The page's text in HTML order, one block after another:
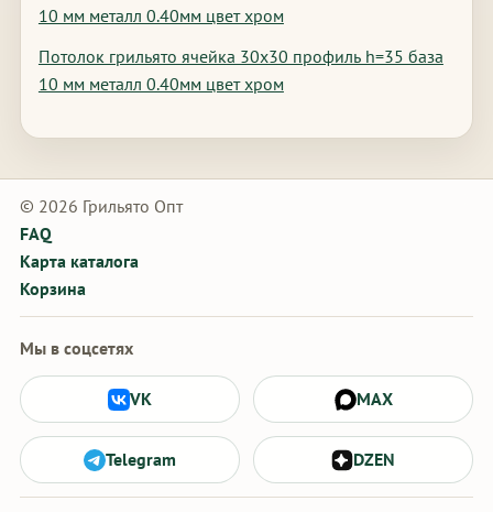
10 мм металл 0.40мм цвет хром
Потолок грильято ячейка 30х30 профиль h=35 база
10 мм металл 0.40мм цвет хром
© 2026 Грильято Опт
FAQ
Карта каталога
Корзина
Мы в соцсетях
VK MAX
Telegram DZEN